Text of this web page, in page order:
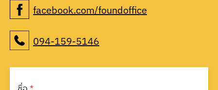
facebook.com/foundoffice
094-159-5146